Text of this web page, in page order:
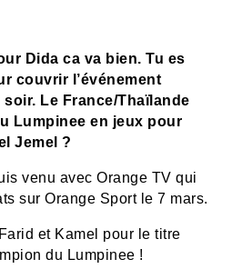
Dida ca va bien. Tu es
couvrir l’événement
Le France/Thaïlande
Lumpinee en jeux pour
Jemel ?
venu avec Orange TV qui
sur Orange Sport le 7 mars.
et Kamel pour le titre
du Lumpinee !